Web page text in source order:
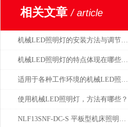
相关文章/ article
机械LED照明灯的安装方法与调节方式
机械LED照明灯的特点体现在哪些方面？
适用于各种工作环境的机械LED照明灯设计
使用机械LED照明灯，方法有哪些？
NLF13SNF-DC-S 平板型机床照明灯日本NIKKI总代理